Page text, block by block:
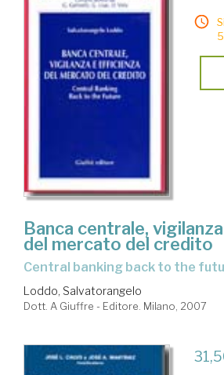
Banca centrale,
del mercato del credito
central banking back to the
Loddo, Salvatorangelo
Dott. A Giuffre - Editore. Milano, 2007